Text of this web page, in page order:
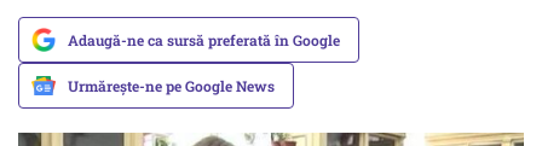
Adaugă-ne ca sursă preferată în Google
Urmărește-ne pe Google News